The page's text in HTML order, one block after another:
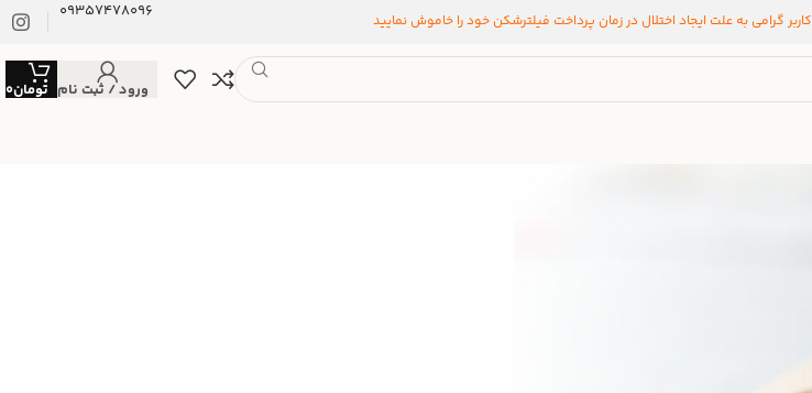
کاربر گرامی به علت ایجاد اختلال در زمان پرداخت فیلترشکن خود را خاموش نمایید 09357478096
ورود / ثبت نام تومان0